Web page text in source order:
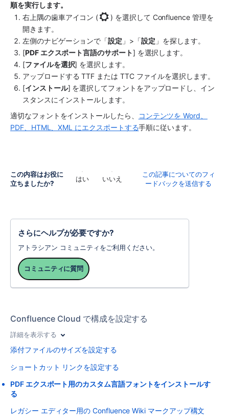
順を実行します。
右上隅の歯車アイコン (
) を選択して Confluence 管理を
開きます。
左側のナビゲーションで「設定 」>「設定 」を探します。
[PDF エクスポート言語のサポート] を選択します。
[ファイルを選択] を選択します。
アップロードする TTF または TTC ファイルを選択します。
[インストール] を選択してフォントをアップロードし、イン
スタンスにインストールします。
適切なフォントをインストールしたら、
コンテンツを Word、
PDF、HTML、XML にエクスポートする手順に従います。
この内容はお役に
立ちましたか?
はい いいえ
この記事についてのフィ
ードバックを送信する
さらにヘルプが必要ですか?
アトラシアン コミュニティをご利用ください。
コミュニティに質問
Confluence Cloud で構成を設定する
詳細を表示する
添付ファイルのサイズを設定する
ショートカット リンクを設定する
PDF エクスポート用のカスタム言語フォントをインストールす
る
レガシー エディター用の Confluence Wiki マークアップ構文